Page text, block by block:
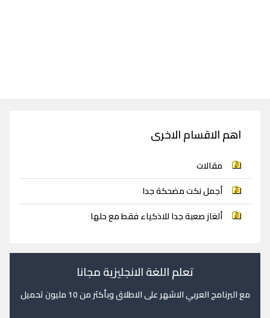
اهم الاقسام الاخرى
مقالات
أجمل نكت مضحكة جدا
ألغاز صعبة جدا للاذكياء فقط مع حلها
تعلم اللغة الانجليزية مجانا
مع البرنامج العربي الاشهر على الاطلاق وبأكثر من 10 مليون تحميل